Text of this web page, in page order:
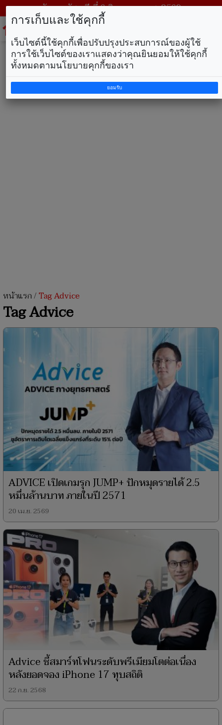
วันพฤหัสบดี ที่ 6 สิงหาคม พ.ศ. 2569
หน้าแรก/Tag Advice
Tag Advice
ADVICE เปิดเกมรุก JUMP+ ปักหมุดรายได้ 2.5
หมื่นล้านบาท ภายในปี 2571
20 เม.ย. 2569
Advice ชี้สมาร์ทโฟนระดับพรีเมียมโตต่อเนื่อง
หลังยอดจอง iPhone 17 ทุบสถิติ
22 ก.ย. 2568
การเก็บและใช้คุกกี้
เว็บไซต์นี้ใช้คุกกี้เพื่อปรับปรุงประสบการณ์ของผู้ใช้
การใช้เว็บไซต์ของเราแสดงว่าคุณยินยอมให้ใช้คุกกี้
ทั้งหมดตามนโยบายคุกกี้ของเรา
ยอมรับ